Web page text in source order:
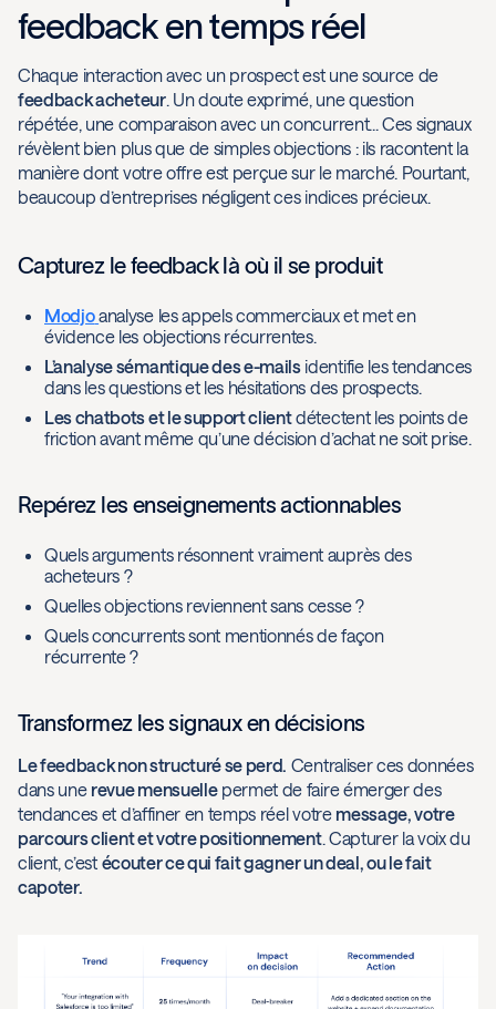
feedback en temps réel
Chaque interaction avec un prospect est une source de
feedback acheteur. Un doute exprimé, une question
répétée, une comparaison avec un concurrent... Ces signaux
révèlent bien plus que de simples objections : ils racontent la
manière dont votre offre est perçue sur le marché. Pourtant,
beaucoup d’entreprises négligent ces indices précieux.
Capturez le feedback là où il se produit
Modjoanalyse les appels commerciaux et met en
évidence les objections récurrentes.
L’analyse sémantique des e-mailsidentifie les tendances
dans les questions et les hésitations des prospects.
Les chatbots et le support clientdétectent les points de
friction avant même qu’une décision d’achat ne soit prise.
Repérez les enseignements actionnables
Quels arguments résonnent vraiment auprès des
acheteurs ?
Quelles objections reviennent sans cesse ?
Quels concurrents sont mentionnés de façon
récurrente ?
Transformez les signaux en décisions
Le feedback non structuré se perd. Centraliser ces données
dans une revue mensuellepermet de faire émerger des
tendances et d’affiner en temps réel votre message, votre
parcours client et votre positionnement. Capturer la voix du
client, c’est écouter ce qui fait gagner un deal, ou le fait
capoter.